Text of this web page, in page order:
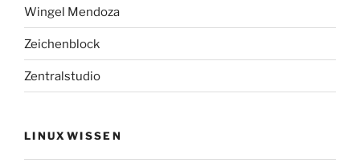
Wingel Mendoza
Zeichenblock
Zentralstudio
LINUXWISSEN